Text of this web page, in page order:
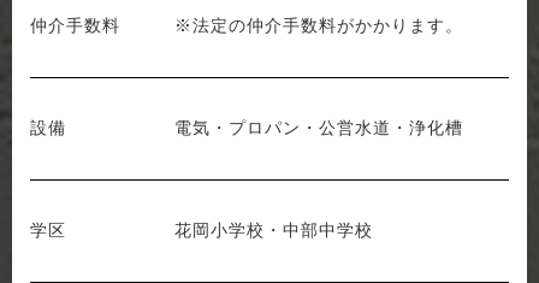
仲介手数料 ※法定の仲介手数料がかかります。
設備 電気・プロパン・公営水道・浄化槽
学区 花岡小学校・中部中学校